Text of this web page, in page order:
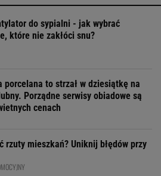
do sypialni - jak wybrać
które nie zakłóci snu?
porcelana to strzał w dziesiątkę na
Porządne serwisy obiadowe są
cenach
rzuty mieszkań? Uniknij błędów przy